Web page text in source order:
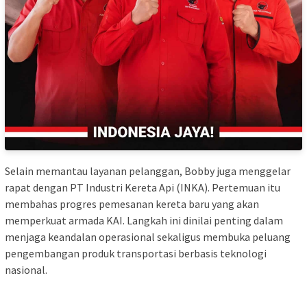
Selain memantau layanan pelanggan, Bobby juga menggelar
rapat dengan PT Industri Kereta Api (INKA). Pertemuan itu
membahas progres pemesanan kereta baru yang akan
memperkuat armada KAI. Langkah ini dinilai penting dalam
menjaga keandalan operasional sekaligus membuka peluang
pengembangan produk transportasi berbasis teknologi
nasional.